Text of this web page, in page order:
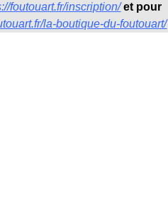
foutouart.fr/inscription/ et pour
la-boutique-du-foutouart/